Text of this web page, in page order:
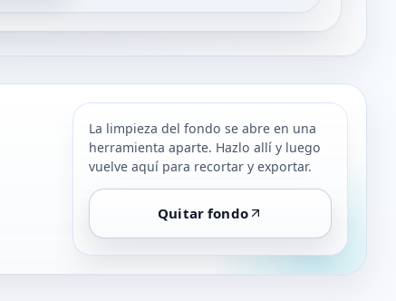
La limpieza del fondo se abre en una
herramienta aparte. Hazlo allí y luego
vuelve aquí para recortar y exportar.
Quitar fondo